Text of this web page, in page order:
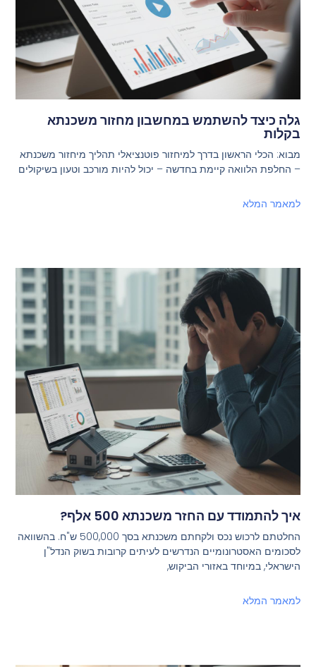
גלה כיצד להשתמש במחשבון מחזור משכנתא
בקלות
מבוא: הכלי הראשון בדרך למיחזור פוטנציאלי תהליך מיחזור משכנתא
– החלפת הלוואה קיימת בחדשה – יכול להיות מורכב וטעון בשיקולים
למאמר המלא
איך להתמודד עם החזר משכנתא 500 אלף?
החלטתם לרכוש נכס ולקחתם משכנתא בסך 500,000 ש"ח. בהשוואה
לסכומים האסטרונומיים הנדרשים לעיתים קרובות בשוק הנדל"ן
הישראלי, במיוחד באזורי הביקוש,
למאמר המלא